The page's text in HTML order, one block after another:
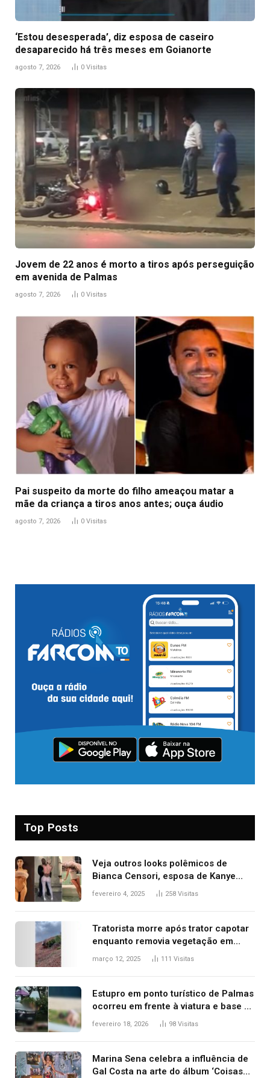
‘Estou desesperada’, diz esposa de caseiro
desaparecido há três meses em Goianorte
agosto 7, 2026 0 Visitas
Jovem de 22 anos é morto a tiros após perseguição
em avenida de Palmas
agosto 7, 2026 0 Visitas
Pai suspeito da morte do filho ameaçou matar a
mãe da criança a tiros anos antes; ouça áudio
agosto 7, 2026 0 Visitas
Top Posts
Veja outros looks polêmicos de
Bianca Censori, esposa de Kanye
West que apareceu nua no Grammy
fevereiro 4, 2025 258 Visitas
Tratorista morre após trator capotar
enquanto removia vegetação em
ribanceira de rodovia
março 12, 2025 111 Visitas
Estupro em ponto turístico de Palmas
ocorreu em frente à viatura e base de
segurança; polícia investiga
fevereiro 18, 2026 98 Visitas
Marina Sena celebra a influência de
Gal Costa na arte do álbum ‘Coisas